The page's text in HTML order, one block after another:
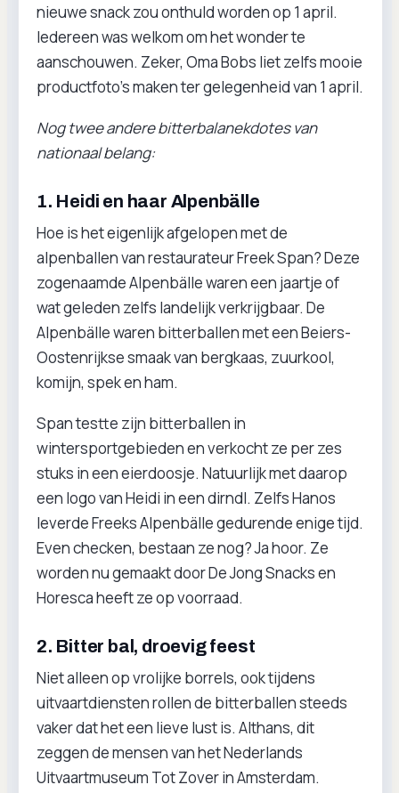
nieuwe snack zou onthuld worden op 1 april.
Iedereen was welkom om het wonder te
aanschouwen. Zeker, Oma Bobs liet zelfs mooie
productfoto’s maken ter gelegenheid van 1 april.
Nog twee andere bitterbalanekdotes van
nationaal belang:
1. Heidi en haar Alpenbälle
Hoe is het eigenlijk afgelopen met de
alpenballen van restaurateur Freek Span? Deze
zogenaamde Alpenbälle waren een jaartje of
wat geleden zelfs landelijk verkrijgbaar. De
Alpenbälle waren bitterballen met een Beiers-
Oostenrijkse smaak van bergkaas, zuurkool,
komijn, spek en ham.
Span testte zijn bitterballen in
wintersportgebieden en verkocht ze per zes
stuks in een eierdoosje. Natuurlijk met daarop
een logo van Heidi in een dirndl. Zelfs Hanos
leverde Freeks Alpenbälle gedurende enige tijd.
Even checken, bestaan ze nog? Ja hoor. Ze
worden nu gemaakt door De Jong Snacks en
Horesca heeft ze op voorraad.
2. Bitter bal, droevig feest
Niet alleen op vrolijke borrels, ook tijdens
uitvaartdiensten rollen de bitterballen steeds
vaker dat het een lieve lust is. Althans, dit
zeggen de mensen van het Nederlands
Uitvaartmuseum Tot Zover in Amsterdam.